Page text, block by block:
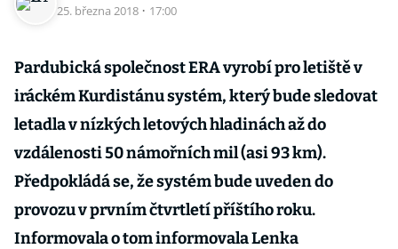
25. března 2018 · 17:00
Pardubická společnost ERA vyrobí pro letiště v
iráckém Kurdistánu systém, který bude sledovat
letadla v nízkých letových hladinách až do
vzdálenosti 50 námořních mil (asi 93 km).
Předpokládá se, že systém bude uveden do
provozu v prvním čtvrtletí příštího roku.
Informovala o tom informovala Lenka